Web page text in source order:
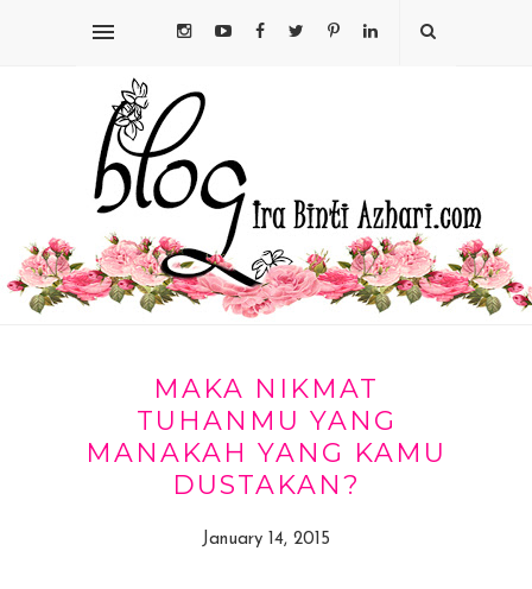
MAKA NIKMAT
TUHANMU YANG
MANAKAH YANG KAMU
DUSTAKAN?
January 14, 2015